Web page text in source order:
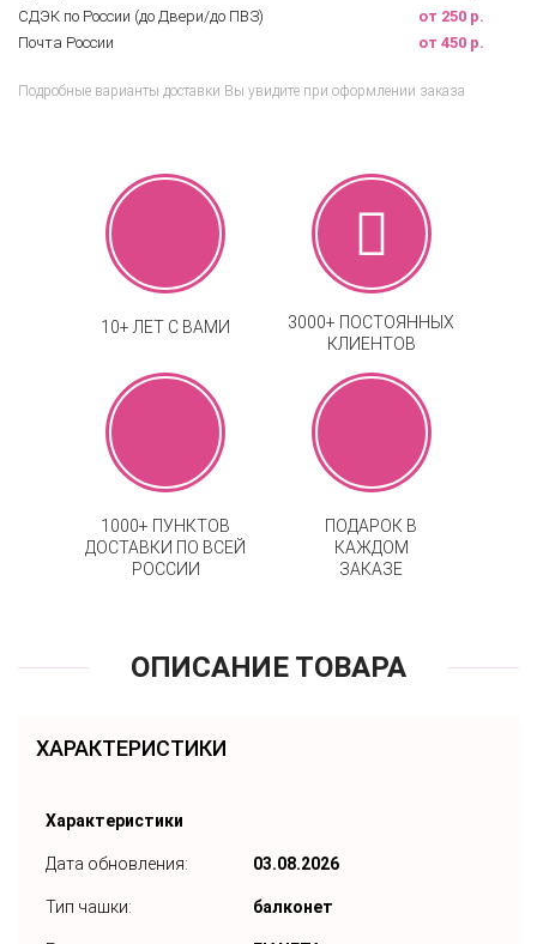
СДЭК по России (до Двери/до ПВЗ)
от 250 р.
Почта России
от 450 р.
Подробные варианты доставки Вы увидите при оформлении заказа
10+ ЛЕТ С ВАМИ
3000+ ПОСТОЯННЫХ
КЛИЕНТОВ
1000+ ПУНКТОВ
ДОСТАВКИ ПО ВСЕЙ
РОССИИ
ПОДАРОК В
КАЖДОМ
ЗАКАЗЕ
ОПИСАНИЕ ТОВАРА
ХАРАКТЕРИСТИКИ
Характеристики
Дата обновления: 03.08.2026
Тип чашки: балконет